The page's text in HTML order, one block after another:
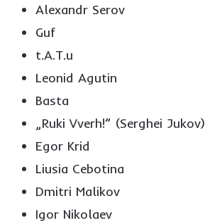
Alexandr Serov
Guf
t.A.T.u
Leonid Agutin
Basta
„Ruki Vverh!” (Serghei Jukov)
Egor Krid
Liusia Cebotina
Dmitri Malikov
Igor Nikolaev